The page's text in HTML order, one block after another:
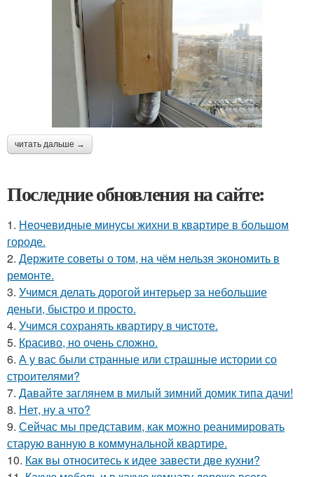
читать дальше →
Последние обновления на сайте:
1. Неочевидные минусы жихни в квартире в большом
городе.
2. Держите советы о том, на чём нельзя экономить в
ремонте.
3. Учимся делать дорогой интерьер за небольшие
деньги, быстро и просто.
4. Учимся сохранять квартиру в чистоте.
5. Красиво, но очень сложно.
6. А у вас были странные или страшные истории со
строителями?
7. Давайте заглянем в милый зимний домик типа дачи!
8. Нет, ну а что?
9. Сейчас мы представим, как можно реанимировать
старую ванную в коммунальной квартире.
10. Как вы относитесь к идее завести две кухни?